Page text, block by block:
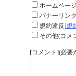
ホームペー
バナーリン
規約違反[規
その他(コメ
[コメント](必要